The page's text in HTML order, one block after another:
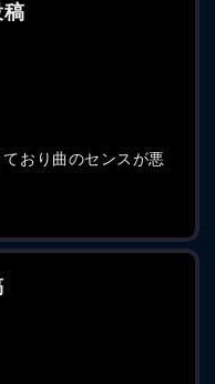
稿
おり曲のセンスが悪